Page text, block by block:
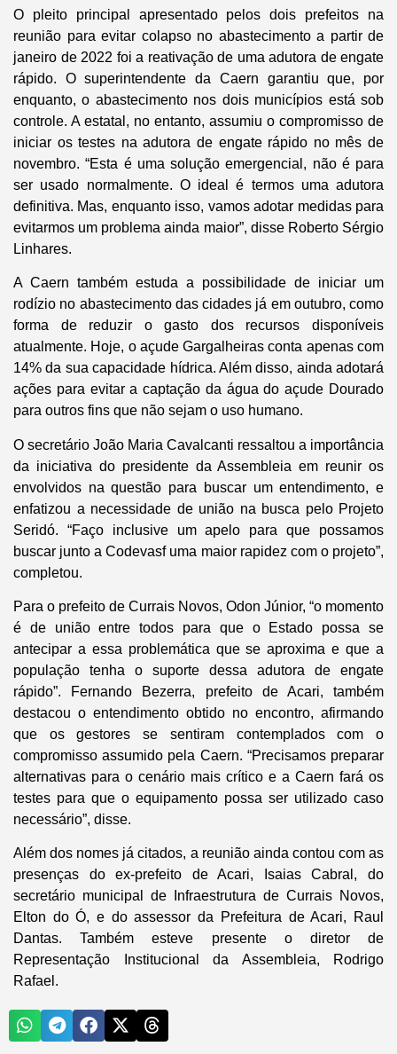
O pleito principal apresentado pelos dois prefeitos na
reunião para evitar colapso no abastecimento a partir de
janeiro de 2022 foi a reativação de uma adutora de engate
rápido. O superintendente da Caern garantiu que, por
enquanto, o abastecimento nos dois municípios está sob
controle. A estatal, no entanto, assumiu o compromisso de
iniciar os testes na adutora de engate rápido no mês de
novembro. “Esta é uma solução emergencial, não é para
ser usado normalmente. O ideal é termos uma adutora
definitiva. Mas, enquanto isso, vamos adotar medidas para
evitarmos um problema ainda maior”, disse Roberto Sérgio
Linhares.
A Caern também estuda a possibilidade de iniciar um
rodízio no abastecimento das cidades já em outubro, como
forma de reduzir o gasto dos recursos disponíveis
atualmente. Hoje, o açude Gargalheiras conta apenas com
14% da sua capacidade hídrica. Além disso, ainda adotará
ações para evitar a captação da água do açude Dourado
para outros fins que não sejam o uso humano.
O secretário João Maria Cavalcanti ressaltou a importância
da iniciativa do presidente da Assembleia em reunir os
envolvidos na questão para buscar um entendimento, e
enfatizou a necessidade de união na busca pelo Projeto
Seridó. “Faço inclusive um apelo para que possamos
buscar junto a Codevasf uma maior rapidez com o projeto”,
completou.
Para o prefeito de Currais Novos, Odon Júnior, “o momento
é de união entre todos para que o Estado possa se
antecipar a essa problemática que se aproxima e que a
população tenha o suporte dessa adutora de engate
rápido”. Fernando Bezerra, prefeito de Acari, também
destacou o entendimento obtido no encontro, afirmando
que os gestores se sentiram contemplados com o
compromisso assumido pela Caern. “Precisamos preparar
alternativas para o cenário mais crítico e a Caern fará os
testes para que o equipamento possa ser utilizado caso
necessário”, disse.
Além dos nomes já citados, a reunião ainda contou com as
presenças do ex-prefeito de Acari, Isaias Cabral, do
secretário municipal de Infraestrutura de Currais Novos,
Elton do Ó, e do assessor da Prefeitura de Acari, Raul
Dantas. Também esteve presente o diretor de
Representação Institucional da Assembleia, Rodrigo
Rafael.